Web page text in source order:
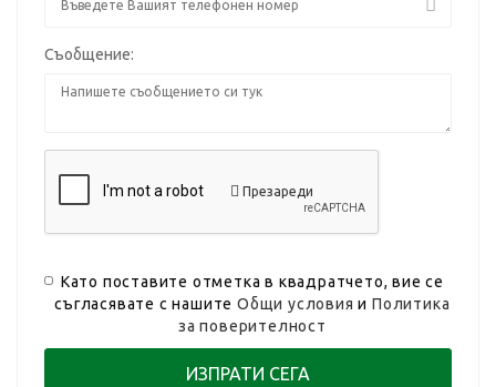
Съобщение:
Презареди
Като поставите отметка в квадратчето, вие се
съгласявате с нашитеОбщи условия иПолитика
за поверителност